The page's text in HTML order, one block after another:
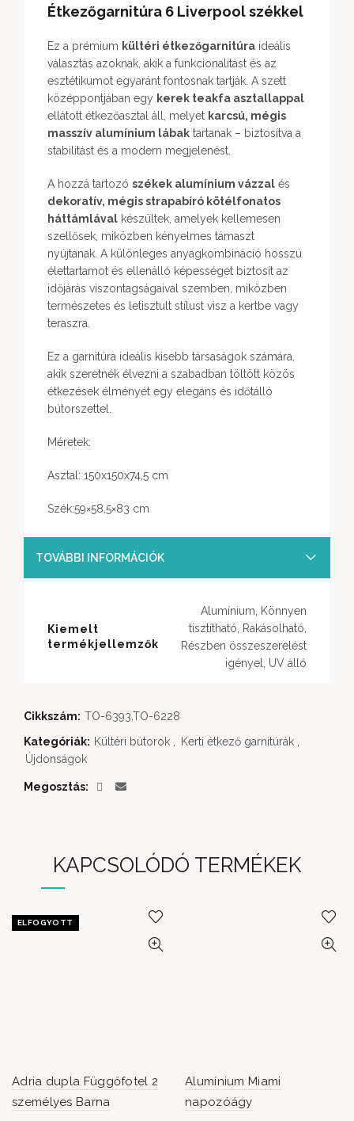
Étkezőgarnitúra 6 Liverpool székkel
Ez a prémium kültéri étkezőgarnitúra ideális
választás azoknak, akik a funkcionalitást és az
esztétikumot egyaránt fontosnak tartják. A szett
középpontjában egy kerek teakfa asztallappal
ellátott étkezőasztal áll, melyet karcsú, mégis
masszív alumínium lábak tartanak – biztosítva a
stabilitást és a modern megjelenést.
A hozzá tartozó székek alumínium vázzal és
dekoratív, mégis strapabíró kötélfonatos
háttámlával készültek, amelyek kellemesen
szellősek, miközben kényelmes támaszt
nyújtanak. A különleges anyagkombináció hosszú
élettartamot és ellenálló képességet biztosít az
időjárás viszontagságaival szemben, miközben
természetes és letisztult stílust visz a kertbe vagy
teraszra.
Ez a garnitúra ideális kisebb társaságok számára,
akik szeretnék élvezni a szabadban töltött közös
étkezések élményét egy elegáns és időtálló
bútorszettel.
Méretek:
Asztal: 150x150x74,5 cm
Szék:59×58,5×83 cm
TOVÁBBI INFORMÁCIÓK
Kiemelt
termékjellemzők
Alumínium, Könnyen
tisztítható, Rakásolható,
Részben összeszerelést
igényel, UV álló
Cikkszám: TO-6393,TO-6228
Kategóriák: Kültéri bútorok , Kerti étkező garnitúrák ,
Újdonságok
Megosztás
KAPCSOLÓDÓ TERMÉKEK
ELFOGYOTT
Adria dupla Függőfotel 2
személyes Barna
Alumínium Miami
napozóágy